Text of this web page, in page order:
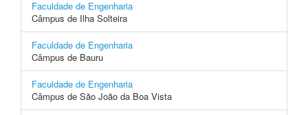
Faculdade de Engenharia
Câmpus de Ilha Solteira
Faculdade de Engenharia
Câmpus de Bauru
Faculdade de Engenharia
Câmpus de São João da Boa Vista